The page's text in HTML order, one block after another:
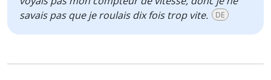
savais pas que je roulais dix fois trop vite.
DE